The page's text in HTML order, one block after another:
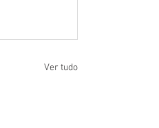
Ver tudo